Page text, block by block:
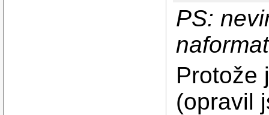
PS:
Protože
(opravil